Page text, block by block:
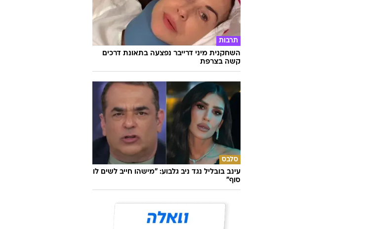
תרבות
השחקנית מיני דרייבר נפצעה בתאונת דרכים
קשה בצרפת
סלבס
עינב בובליל נגד ניב גלבוע: "מישהו חייב לשים לו
סוף"